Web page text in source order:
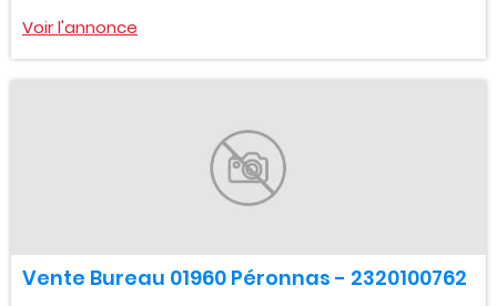
Voir l'annonce
Vente Bureau 01960 Péronnas - 2320100762